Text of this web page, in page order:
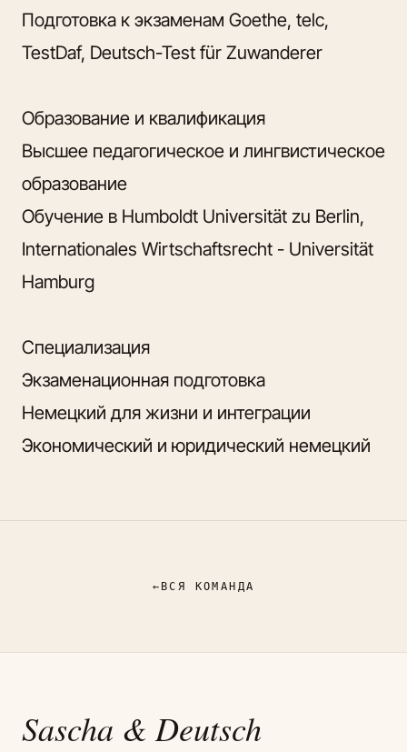
Подготовка к экзаменам Goethe, telc,
TestDaf, Deutsch-Test für Zuwanderer
Образование и квалификация
Высшее педагогическое и лингвистическое
образование
Обучение в Humboldt Universität zu Berlin,
Internationales Wirtschaftsrecht - Universität
Hamburg
Специализация
Экзаменационная подготовка
Немецкий для жизни и интеграции
Экономический и юридический немецкий
← ВСЯ КОМАНДА
Sascha & Deutsch